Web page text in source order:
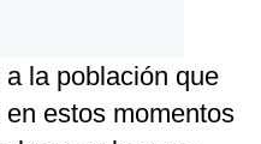
a la población que
estos momentos